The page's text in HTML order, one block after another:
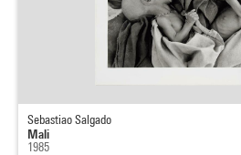
Sebastiao Salgado
Mali
1985